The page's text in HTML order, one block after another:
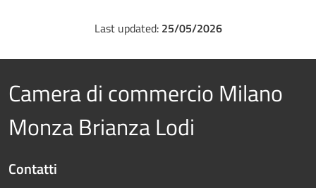
Last updated: 25/05/2026
Camera di commercio Milano
Monza Brianza Lodi
Contatti